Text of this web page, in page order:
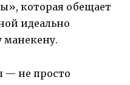
которая обещает
идеально
не просто